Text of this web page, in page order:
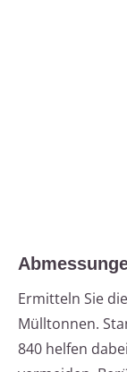
Ermitteln Sie
Mülltonnen.
840 helfen